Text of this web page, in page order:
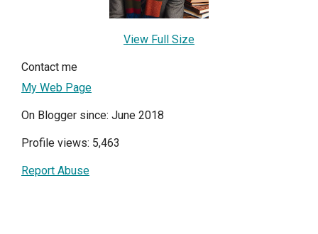
View Full Size
Contact me
My Web Page
On Blogger since: June 2018
Profile views: 5,463
Report Abuse